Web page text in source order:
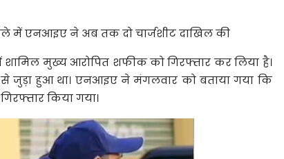
में एनआइए ने अब तक दो चार्जशीट दाखिल की
मुख्य आरोपित शफीक को गिरफ्तार कर लिया है।
जुड़ा हुआ था। एनआइए ने मंगलवार को बताया गया कि
किया गया।